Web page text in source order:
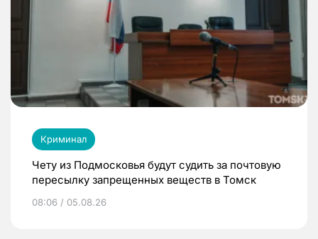
Криминал
Чету из Подмосковья будут судить за почтовую
пересылку запрещенных веществ в Томск
08:06 / 05.08.26